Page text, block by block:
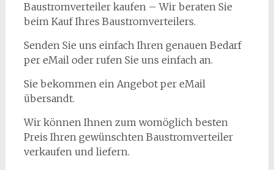
Baustromverteiler kaufen – Wir beraten Sie
beim Kauf Ihres Baustromverteilers.
Senden Sie uns einfach Ihren genauen Bedarf
per eMail oder rufen Sie uns einfach an.
Sie bekommen ein Angebot per eMail
übersandt.
Wir können Ihnen zum womöglich besten
Preis Ihren gewünschten Baustromverteiler
verkaufen und liefern.